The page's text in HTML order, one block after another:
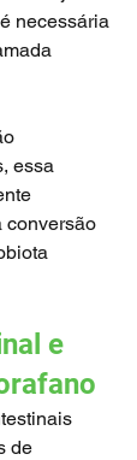
necessária
essa
conversão
e
de